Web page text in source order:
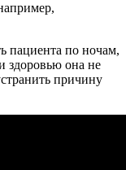
пациента по ночам,
здоровью она не
причину